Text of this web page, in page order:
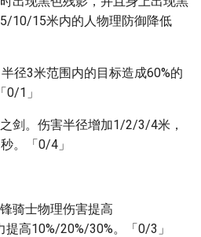
10/15米内的人物理防御降低
径3米范围内的目标造成60%的
0/1」
剑。伤害半径增加1/2/3/4米，
。「0/4」
骑士物理伤害提高
高10%/20%/30%。「0/3」